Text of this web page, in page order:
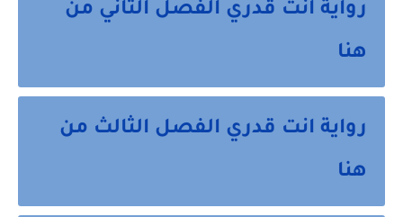
رواية انت قدري الفصل الثاني من
هنا
رواية انت قدري الفصل الثالث من
هنا